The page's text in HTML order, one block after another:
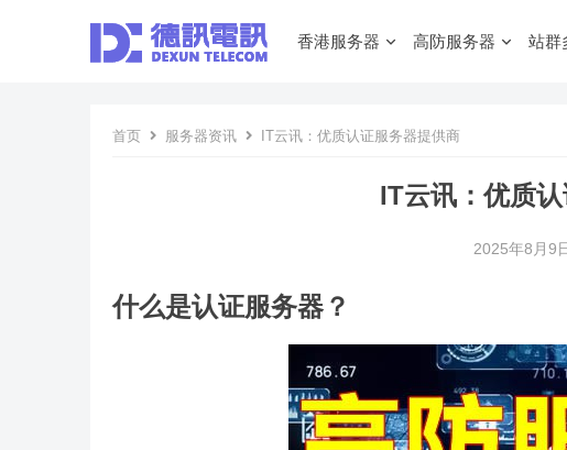
香港服务器 高防服务器 站群
首页 服务器资讯 IT云讯：优质认证服务器提供商
IT云讯：优质
2025年8月9
什么是认证服务器？